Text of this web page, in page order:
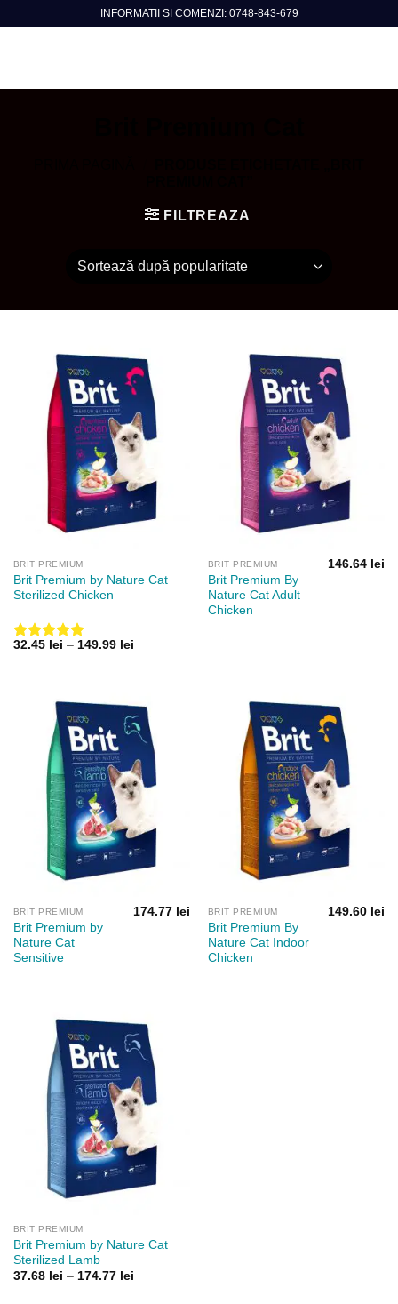
INFORMATII SI COMENZI: 0748-843-679
FILTREAZA
BRIT PREMIUM
Brit Premium by Nature Cat
Sterilized Chicken
Evaluat la
32.45 lei – 149.99 leiInterval
149.99 lei
BRIT PREMIUM
Brit Premium By
Nature Cat Adult
Chicken
146.64 lei
BRIT PREMIUM
Brit Premium by
Nature Cat
Sensitive
174.77 lei BRIT PREMIUM
Brit Premium By
Nature Cat Indoor
Chicken
149.60 lei
BRIT PREMIUM
Brit Premium by Nature Cat
Sterilized Lamb
37.68 lei – 174.77 leiInterval